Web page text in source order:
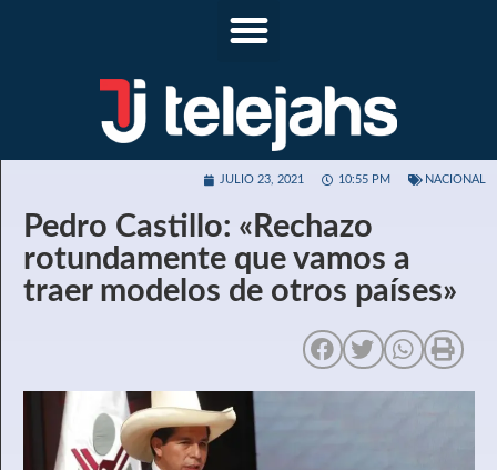
JULIO 23, 2021 10:55 PM NACIONAL
Pedro Castillo: «Rechazo
rotundamente que vamos a
traer modelos de otros países»